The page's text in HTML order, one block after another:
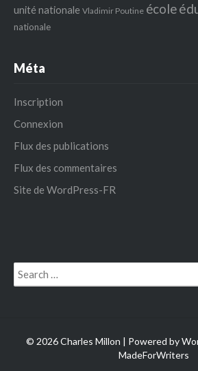
unité nationale Vladimir Poutine école
nationale
Méta
Inscription
Connexion
Flux des publications
Flux des commentaires
Site de WordPress-FR
Search
for:
© 2026 Charles Millon | Powered by
MadeForWriters